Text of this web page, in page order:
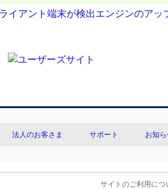
イアント端末が検出エンジンのアッ
法人のお客さま サポート お知
サイトのご利用につ